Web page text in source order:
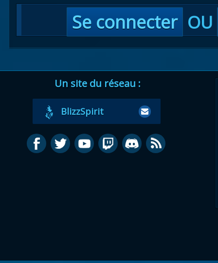
Se connecter OU
Un site du réseau :
BlizzSpirit